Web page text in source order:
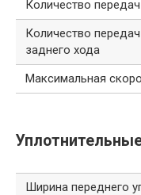
Количество передач
Количество передач
заднего хода
Максимальная
Ширина переднего